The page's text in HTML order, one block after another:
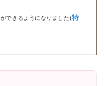
ができるようになりました(特